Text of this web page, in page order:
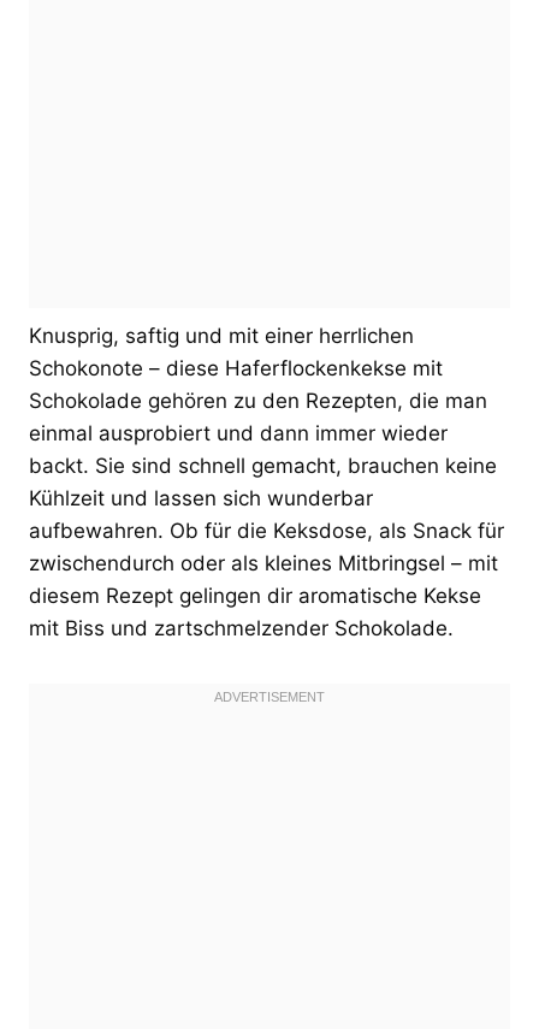
Knusprig, saftig und mit einer herrlichen
Schokonote – diese Haferflockenkekse mit
Schokolade gehören zu den Rezepten, die man
einmal ausprobiert und dann immer wieder
backt. Sie sind schnell gemacht, brauchen keine
Kühlzeit und lassen sich wunderbar
aufbewahren. Ob für die Keksdose, als Snack für
zwischendurch oder als kleines Mitbringsel – mit
diesem Rezept gelingen dir aromatische Kekse
mit Biss und zartschmelzender Schokolade.